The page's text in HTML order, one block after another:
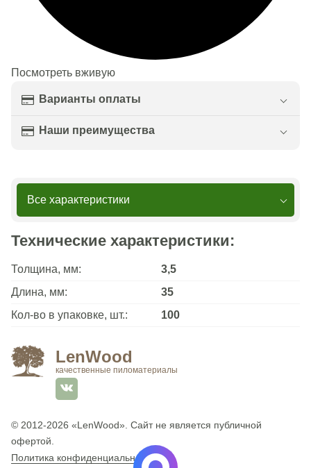
Посмотреть вживую
Варианты оплаты
Наши преимущества
Все характеристики
Технические характеристики:
Толщина, мм:
3,5
Длина, мм:
35
Кол-во в упаковке, шт.:
100
LenWood
качественные пиломатериалы
© 2012-2026 «LenWood» . Сайт не является публичной
офертой.
Политика конфиденциальности